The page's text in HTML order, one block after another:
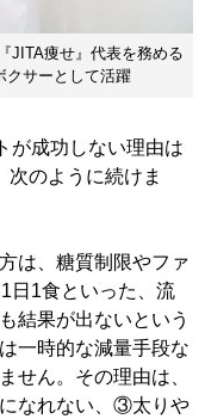
JITA痩せ』代表を務める
クサーとして活躍
成功しない理由は
のように続けま
は、糖質制限やファ
日1食といった、流
結果が出ないという
一時的な減量手段な
せん。その理由は、
なれない、③太りや